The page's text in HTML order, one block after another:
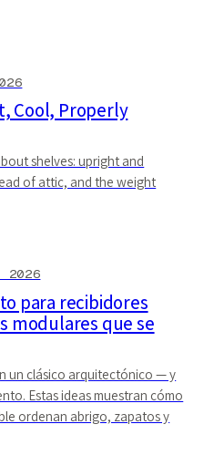
Cool, Properly
shelves: upright and
of attic, and the weight
2026
para recibidores
modulares que se
un clásico arquitectónico — y
Estas ideas muestran cómo
ordenan abrigo, zapatos y